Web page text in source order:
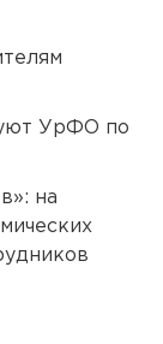
УрФО по
на